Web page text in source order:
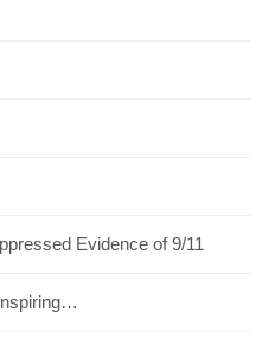
Evidence of 9/11